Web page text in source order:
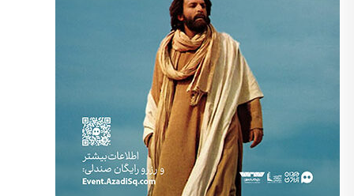
کارگردان: شهرام اسدی